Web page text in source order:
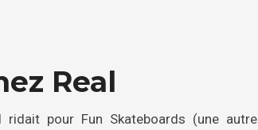
Real
ridait pour Fun Skateboards (une autre